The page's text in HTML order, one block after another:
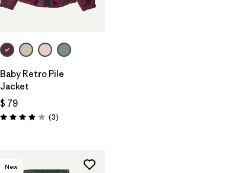
Baby Retro Pile
Jacket
$ 79
Valoración: 4.0 / 5
(3Comentarios
)
New